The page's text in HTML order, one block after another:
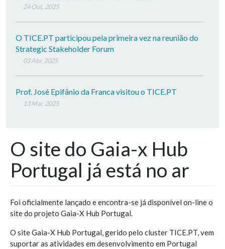
24 Out, 2025
O TICE.PT participou pela primeira vez na reunião do
Strategic Stakeholder Forum
03 Abr, 2025
Prof. José Epifânio da Franca visitou o TICE.PT
13 Mar, 2025
O site do Gaia-x Hub
Portugal já está no ar
Foi oficialmente lançado e encontra-se já disponível on-line o
site do projeto Gaia-X Hub Portugal.
O site Gaia-X Hub Portugal, gerido pelo cluster TICE.PT, vem
suportar as atividades em desenvolvimento em Portugal